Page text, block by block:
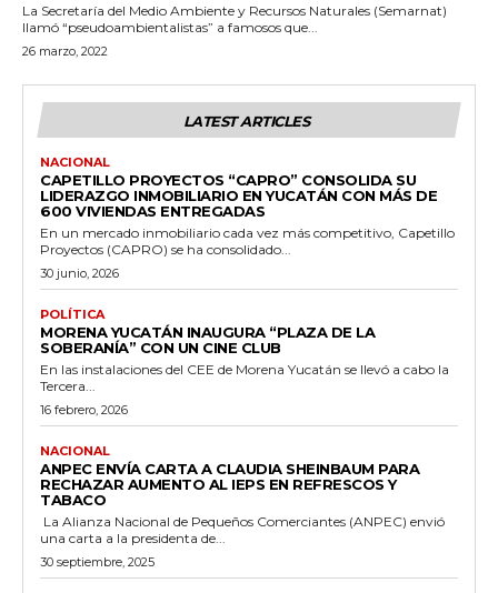
La Secretaría del Medio Ambiente y Recursos Naturales (Semarnat)
llamó “pseudoambientalistas” a famosos que...
26 marzo, 2022
LATEST ARTICLES
NACIONAL
CAPETILLO PROYECTOS “CAPRO” CONSOLIDA SU
LIDERAZGO INMOBILIARIO EN YUCATÁN CON MÁS DE
600 VIVIENDAS ENTREGADAS
En un mercado inmobiliario cada vez más competitivo, Capetillo
Proyectos (CAPRO) se ha consolidado...
30 junio, 2026
POLÍTICA
MORENA YUCATÁN INAUGURA “PLAZA DE LA
SOBERANÍA” CON UN CINE CLUB
En las instalaciones del CEE de Morena Yucatán se llevó a cabo la
Tercera...
16 febrero, 2026
NACIONAL
ANPEC ENVÍA CARTA A CLAUDIA SHEINBAUM PARA
RECHAZAR AUMENTO AL IEPS EN REFRESCOS Y
TABACO
La Alianza Nacional de Pequeños Comerciantes (ANPEC) envió
una carta a la presidenta de...
30 septiembre, 2025